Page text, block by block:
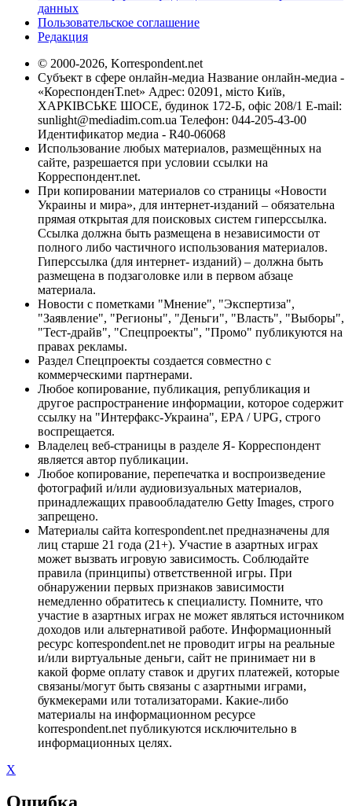
данных
Пользовательское соглашение
Редакция
© 2000-2026, Korrespondent.net
Субъект в сфере онлайн-медиа Название онлайн-медиа -
«КореспонденТ.net» Адрес: 02091, місто Київ,
ХАРКІВСЬКЕ ШОСЕ, будинок 172-Б, офіс 208/1 E-mail:
sunlight@mediadim.com.ua Телефон: 044-205-43-00
Идентификатор медиа - R40-06068
Использование любых материалов, размещённых на
сайте, разрешается при условии ссылки на
Корреспондент.net.
При копировании материалов со страницы «Новости
Украины и мира», для интернет-изданий – обязательна
прямая открытая для поисковых систем гиперссылка.
Ссылка должна быть размещена в независимости от
полного либо частичного использования материалов.
Гиперссылка (для интернет- изданий) – должна быть
размещена в подзаголовке или в первом абзаце
материала.
Новости с пометками "Мнение", "Экспертиза",
"Заявление", "Регионы", "Деньги", "Власть", "Выборы",
"Тест-драйв", "Спецпроекты", "Промо" публикуются на
правах рекламы.
Раздел Спецпроекты создается совместно с
коммерческими партнерами.
Любое копирование, публикация, републикация и
другое распространение информации, которое содержит
ссылку на "Интерфакс-Украина", EPA / UPG, строго
воспрещается.
Владелец веб-страницы в разделе Я- Корреспондент
является автор публикации.
Любое копирование, перепечатка и воспроизведение
фотографий и/или аудиовизуальных материалов,
принадлежащих правообладателю Getty Images, строго
запрещено.
Материалы сайта korrespondent.net предназначены для
лиц старше 21 года (21+). Участие в азартных играх
может вызвать игровую зависимость. Соблюдайте
правила (принципы) ответственной игры. При
обнаружении первых признаков зависимости
немедленно обратитесь к специалисту. Помните, что
участие в азартных играх не может являться источником
доходов или альтернативой работе. Информационный
ресурс korrespondent.net не проводит игры на реальные
и/или виртуальные деньги, сайт не принимает ни в
какой форме оплату ставок и других платежей, которые
связаны/могут быть связаны с азартными играми,
букмекерами или тотализаторами. Какие-либо
материалы на информационном ресурсе
korrespondent.net публикуются исключительно в
информационных целях.
X